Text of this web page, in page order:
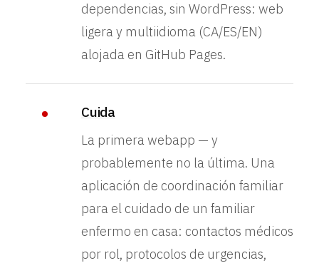
dependencias, sin WordPress: web
ligera y multiidioma (CA/ES/EN)
alojada en GitHub Pages.
Cuida
La primera webapp — y
probablemente no la última. Una
aplicación de coordinación familiar
para el cuidado de un familiar
enfermo en casa: contactos médicos
por rol, protocolos de urgencias,